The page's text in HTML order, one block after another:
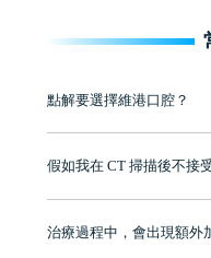
點解要選擇維港口腔？
維港口腔踐行「醫道濟世」
牌」、「2025香港企業領袖
至今已服務超過三十個國家
市市民極高的口碑評價及信
有咨詢及服務保障中心，有
假如我在 CT 掃描後不接
治療過程中，會出現額外